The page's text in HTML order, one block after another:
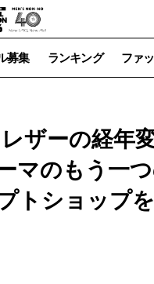
募集 ランキング ファ
ザーの経年
マのもう一
トショップを